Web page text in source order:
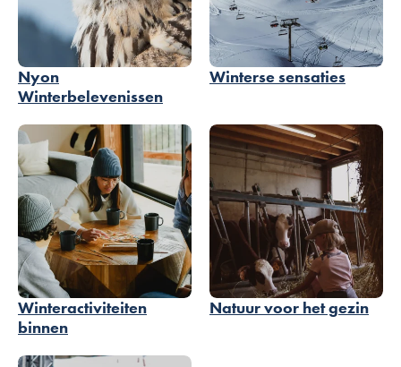
Nyon
Winterbelevenissen
Winterse sensaties
Winteractiviteiten
binnen
Natuur voor het gezin